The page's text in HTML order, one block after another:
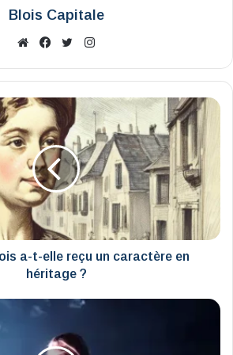
Blois Capitale
WebsiteFacebook
X
a-t-elle reçu un caractère en
héritage ?